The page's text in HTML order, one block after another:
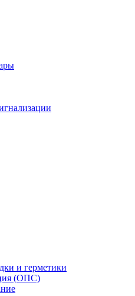
и герметики
(ОПС)